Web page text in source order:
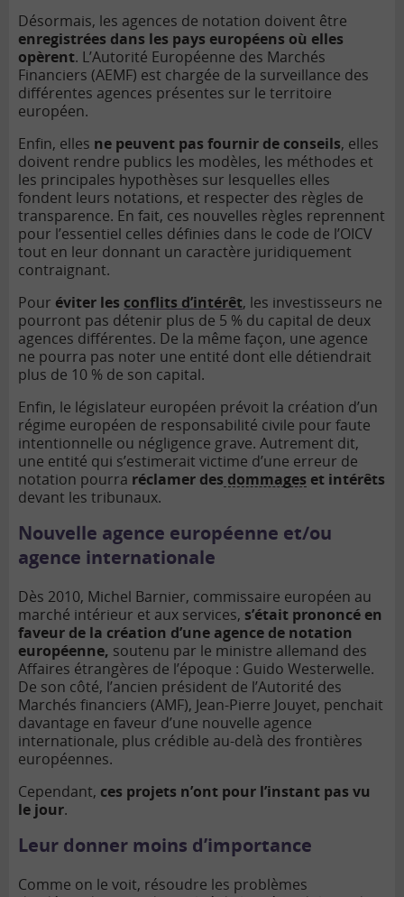
Désormais, les agences de notation doivent être
enregistrées dans les pays européens où elles
opèrent. L’Autorité Européenne des Marchés
Financiers (AEMF) est chargée de la surveillance des
différentes agences présentes sur le territoire
européen.
Enfin, elles ne peuvent pas fournir de conseils, elles
doivent rendre publics les modèles, les méthodes et
les principales hypothèses sur lesquelles elles
fondent leurs notations, et respecter des règles de
transparence. En fait, ces nouvelles règles reprennent
pour l’essentiel celles définies dans le code de l’OICV
tout en leur donnant un caractère juridiquement
contraignant.
Pour éviter les conflits d’intérêt, les investisseurs ne
pourront pas détenir plus de 5 % du capital de deux
agences différentes. De la même façon, une agence
ne pourra pas noter une entité dont elle détiendrait
plus de 10 % de son capital.
Enfin, le législateur européen prévoit la création d’un
régime européen de responsabilité civile pour faute
intentionnelle ou négligence grave. Autrement dit,
une entité qui s’estimerait victime d’une erreur de
notation pourra réclamer des dommages et intérêts
devant les tribunaux.
Nouvelle agence européenne et/ou
agence internationale
Dès 2010, Michel Barnier, commissaire européen au
marché intérieur et aux services, s’était prononcé en
faveur de la création d’une agence de notation
européenne, soutenu par le ministre allemand des
Affaires étrangères de l’époque : Guido Westerwelle.
De son côté, l’ancien président de l’Autorité des
Marchés financiers (AMF), Jean-Pierre Jouyet, penchait
davantage en faveur d’une nouvelle agence
internationale, plus crédible au-delà des frontières
européennes.
Cependant, ces projets n’ont pour l’instant pas vu
le jour.
Leur donner moins d’importance
Comme on le voit, résoudre les problèmes